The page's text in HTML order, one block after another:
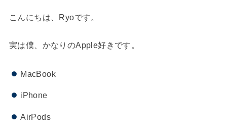
こんにちは、Ryoです。
実は僕、かなりのApple好きです。
MacBook
iPhone
AirPods